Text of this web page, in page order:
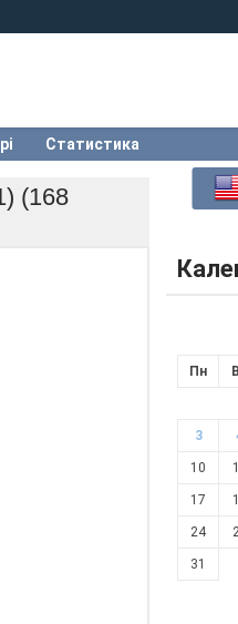
Статистика
(168
Пн
3
10
17
24
31